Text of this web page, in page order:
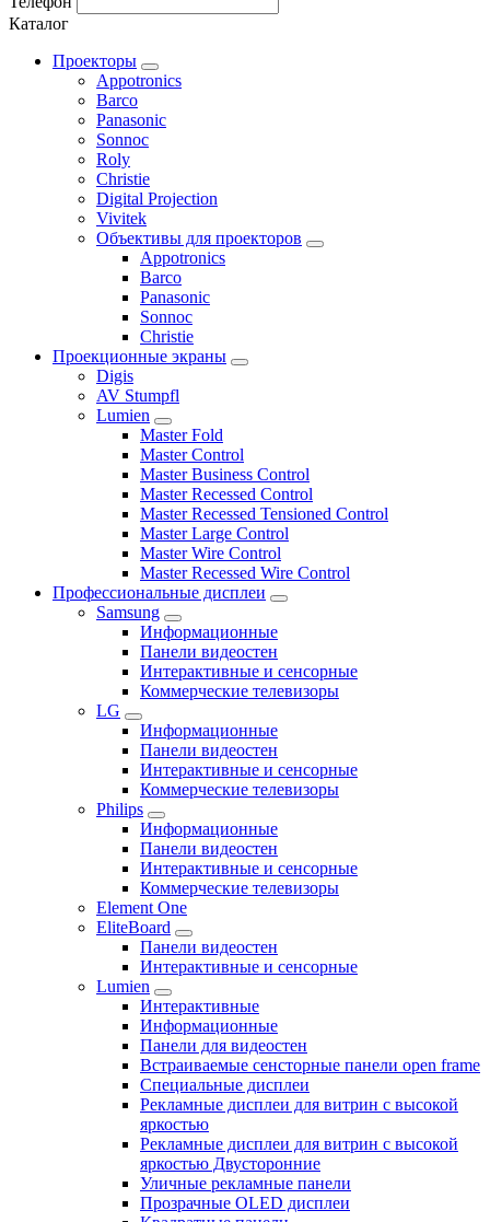
Каталог
Проекторы
Appotronics
Barco
Panasonic
Sonnoc
Roly
Christie
Digital Projection
Vivitek
Объективы для проекторов
Appotronics
Barco
Panasonic
Sonnoc
Сhristie
Проекционные экраны
Digis
AV Stumpfl
Lumien
Master Fold
Master Control
Master Business Control
Master Recessed Control
Master Recessed Tensioned Control
Master Large Control
Master Wire Control
Master Recessed Wire Control
Профессиональные дисплеи
Samsung
Информационные
Панели видеостен
Интерактивные и сенсорные
Коммерческие телевизоры
LG
Информационные
Панели видеостен
Интерактивные и сенсорные
Коммерческие телевизоры
Philips
Информационные
Панели видеостен
Интерактивные и сенсорные
Коммерческие телевизоры
Element One
EliteBoard
Панели видеостен
Интерактивные и сенсорные
Lumien
Интерактивные
Информационные
Панели для видеостен
Встраиваемые сенсторные панели open frame
Специальные дисплеи
Рекламные дисплеи для витрин с высокой
яркостью
Рекламные дисплеи для витрин с высокой
яркостью Двусторонние
Уличные рекламные панели
Прозрачные OLED дисплеи